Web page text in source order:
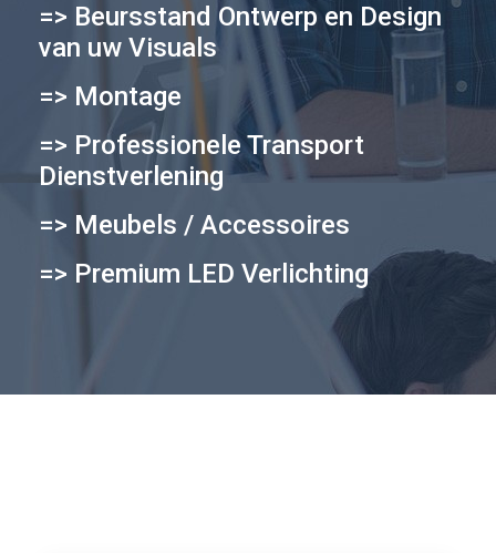
=> Beursstand Ontwerp en Design
van uw Visuals
=> Montage
=> Professionele Transport
Dienstverlening
=> Meubels / Accessoires
=> Premium LED Verlichting